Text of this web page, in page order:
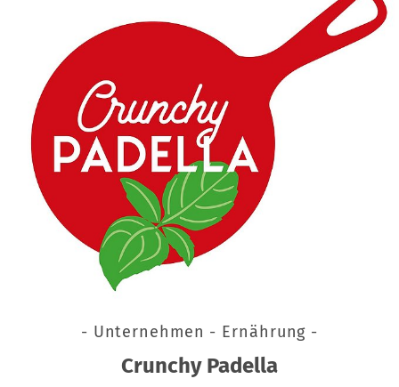
- Unternehmen - Ernährung -
Crunchy Padella